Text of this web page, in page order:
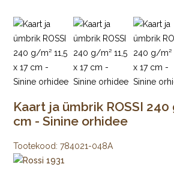
Kaart ja ümbrik ROSSI 240
cm - Sinine orhidee
Tootekood: 784021-048A